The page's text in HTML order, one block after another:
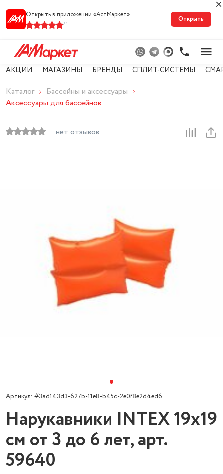
Открыть в приложении «АстМарке‪т‬»
41
Открыть
АКЦИИ МАГАЗИНЫ БРЕНДЫ СПЛИТ-СИСТЕМЫ
Каталог
Бассейны и аксессуары
Аксессуары для бассейнов
нет отзывов
Артикул: #3ad143d3-627b-11e8-b45c-2e0f8e2d4ed6
Нарукавники INTEX 19х19
см от 3 до 6 лет, арт.
59640